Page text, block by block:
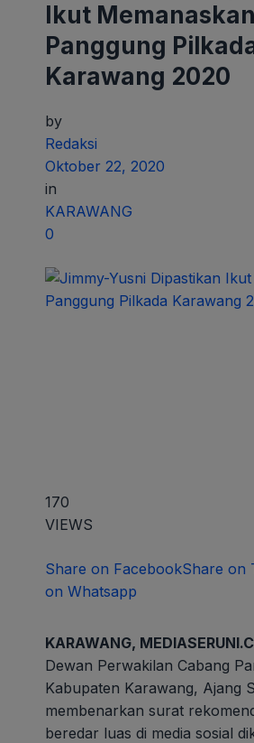
Ikut Memanaskan
Panggung
Karawang 2020
by
Redaksi
Oktober 22, 2020
in
KARAWANG
0
170
VIEWS
Share on FacebookShare on
on Whatsapp
KARAWANG,
Dewan Perwakilan Cabang
Kabupaten Karawang, Ajang
membenarkan surat
beredar luas di media sosial